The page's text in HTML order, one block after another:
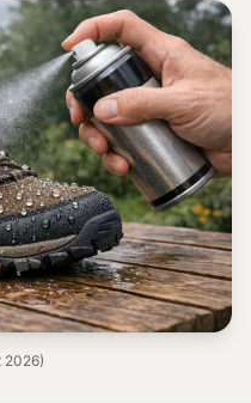
2026)